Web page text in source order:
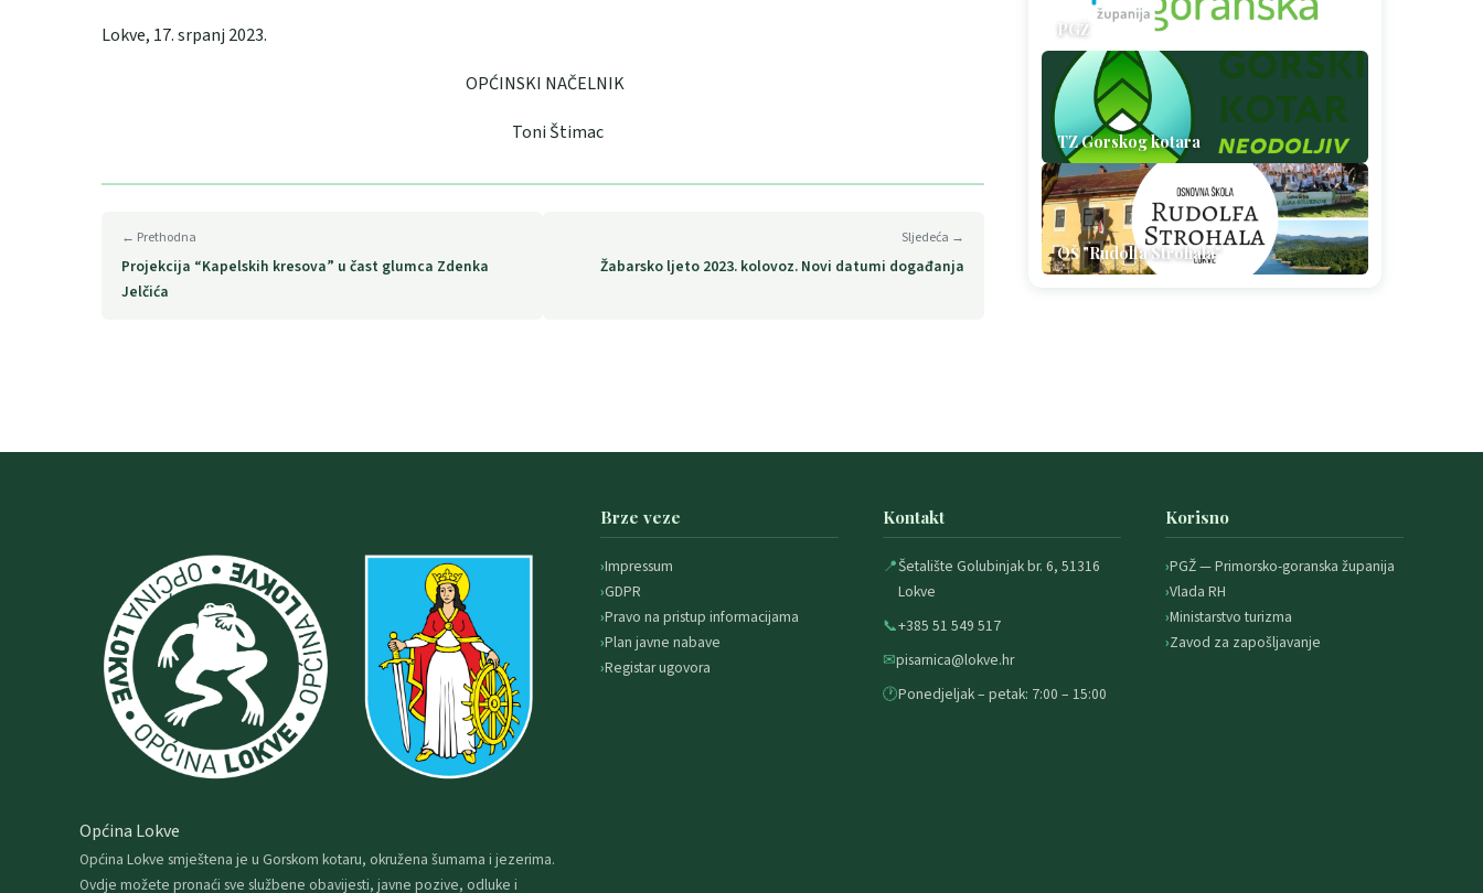
Lokve, 17. srpanj 2023.
OPĆINSKI NAČELNIK
Toni Štimac
← Prethodna
Projekcija “Kapelskih kresova” u čast glumca Zdenka
Jelčića
Sljedeća →
Žabarsko ljeto 2023. kolovoz. Novi datumi događanja
PGŽ
TZ Gorskog kotara
OŠ "Rudolfa Strohala"
Općina Lokve
Općina Lokve smještena je u Gorskom kotaru, okružena šumama i jezerima.
Ovdje možete pronaći sve službene obavijesti, javne pozive, odluke i
Brze veze
Impressum
GDPR
Pravo na pristup informacijama
Plan javne nabave
Registar ugovora
Kontakt
📍Šetalište Golubinjak br. 6, 51316
Lokve
📞+385 51 549 517
✉pisarnica@lokve.hr
🕐Ponedjeljak – petak: 7:00 – 15:00
Korisno
PGŽ — Primorsko-goranska županija
Vlada RH
Ministarstvo turizma
Zavod za zapošljavanje